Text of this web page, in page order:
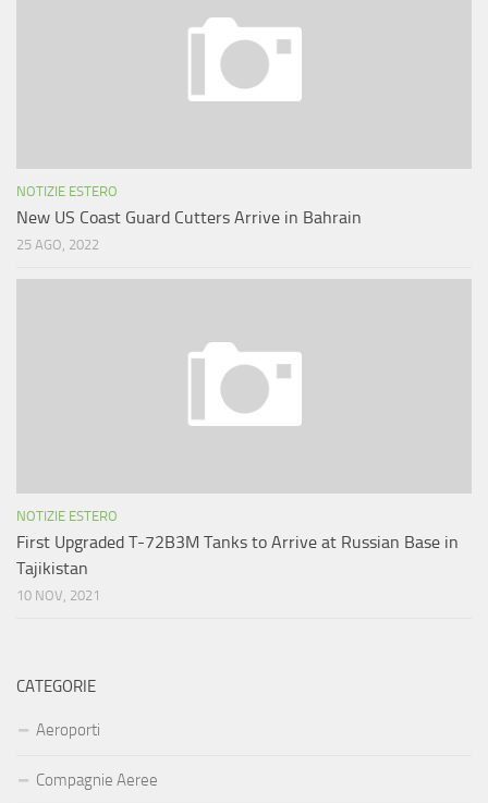
NOTIZIE ESTERO
New US Coast Guard Cutters Arrive in Bahrain
25 AGO, 2022
NOTIZIE ESTERO
First Upgraded T-72B3M Tanks to Arrive at Russian Base in
Tajikistan
10 NOV, 2021
CATEGORIE
Aeroporti
Compagnie Aeree